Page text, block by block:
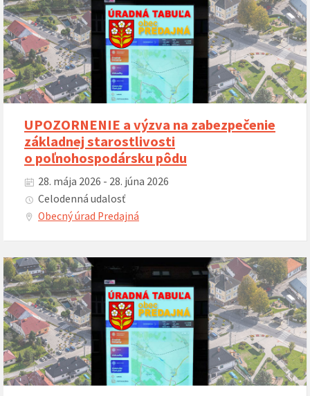
UPOZORNENIE a výzva na zabezpečenie
základnej starostlivosti
o poľnohospodársku pôdu
28. mája 2026 - 28. júna 2026
Celodenná udalosť
Obecný úrad Predajná